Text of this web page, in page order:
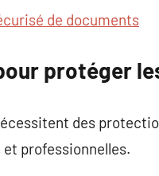
de documents
protéger
des
professionnelles.